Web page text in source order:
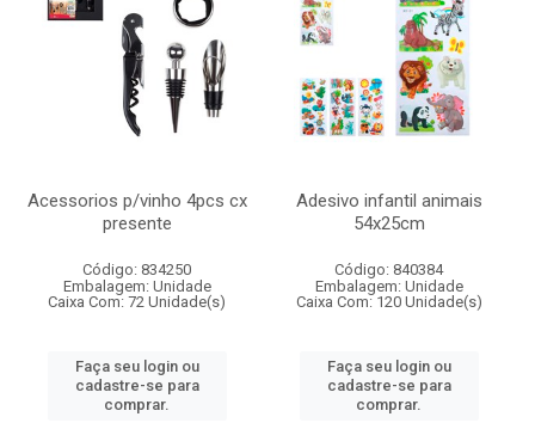
Acessorios p/vinho 4pcs cx
presente
Código: 834250
Embalagem: Unidade
Caixa Com: 72 Unidade(s)
Faça seu login ou
cadastre-se para
comprar.
Adesivo infantil animais
54x25cm
Código: 840384
Embalagem: Unidade
Caixa Com: 120 Unidade(s)
Faça seu login ou
cadastre-se para
comprar.